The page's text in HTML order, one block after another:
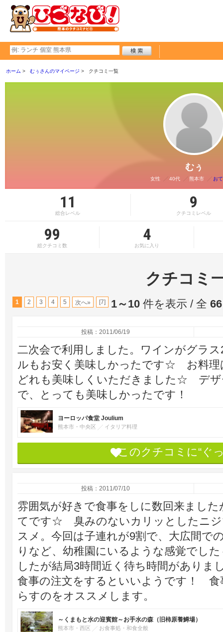
ホーム むぅさんのマイページ クチコミ一覧
むぅ
女性 40代 熊本市 お
11
総合レベル
9
クチコミレベル
99
総クチコミ数
4
お気に入り
クチコミ
1 2 3 4 5 次へ» [7] 1～10 件を表示 / 全 66
投稿：2011/06/19
二次会で利用しました。ワインがグラ
ルもお安く美味しかったです☆ お料理
どれも美味しくいただきました☆ デザ
で、とっても美味しかったです！
ヨーロッパ食堂 Joulium
熊本市・中央区 イタリア料理
このクチコミに“ぐ
投稿：2011/07/10
雰囲気が好きで食事をしに数回来まし
てです☆ 臭みのないカリッとしたニジ
スメ。今回は子連れが9割で、大広間で
りなど、幼稚園にいるような感覚でし
したが結局3時間近く待ち時間がありま
食事の注文をするといいようです！ 食
らすのをオススメします。
～くまもと水の迎賓館～お手水の森（旧柿原養鱒場）
熊本市・西区 お食事処・和食全般